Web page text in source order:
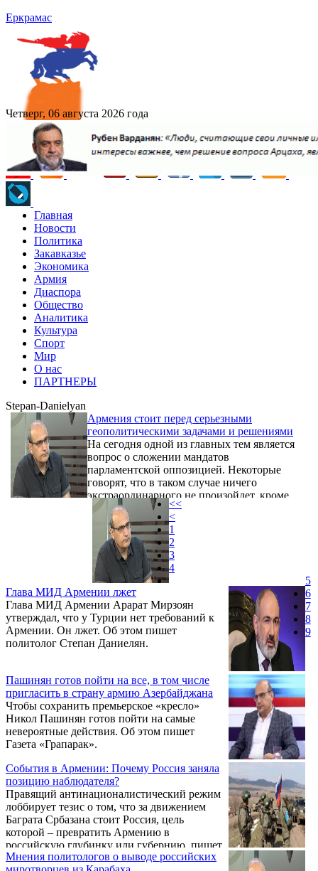
Еркрамас
Четверг, 06 августа 2026 года
Главная
Новости
Политика
Закавказье
Экономика
Армия
Диаспора
Общество
Аналитика
Культура
Спорт
Мир
О нас
ПАРТНЕРЫ
Stepan-Danielyan
Армения стоит перед серьезными
геополитическими задачами и решениями
На сегодня одной из главных тем является
вопрос о сложении мандатов
парламентской оппозицией. Некоторые
говорят, что в таком случае ничего
экстраординарного не произойдет, кроме
сокращения затрат из бюджета
Национального собрания и ухудшения
социального положения нескольких
десятков семей, пишет политолог Степан
Даниелян.
Глава МИД Армении лжет
Глава МИД Армении Арарат Мирзоян
утверждал, что у Турции нет требований к
Армении. Он лжет. Об этом пишет
политолог Степан Даниелян.
Пашинян готов пойти на все, в том числе
пригласить в страну армию Азербайджана
Чтобы сохранить премьерское «кресло»
Никол Пашинян готов пойти на самые
невероятные действия. Об этом пишет
Газета «Грапарак».
События в Армении: Почему Россия заняла
позицию наблюдателя?
Правящий антинационалистический режим
лоббирует тезис о том, что за движением
Баграта Србазана стоит Россия, цель
которой – превратить Армению в
российскую глубинку или губернию, пишет
политолог Степан Даниелян.
Мнения политологов о выводе российских
<<
<
1
2
3
4
5
6
7
8
9